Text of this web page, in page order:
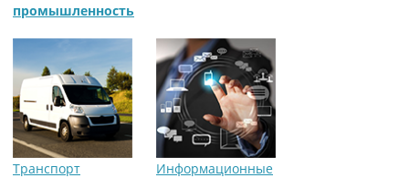
промышленность
Транспорт
Информационные